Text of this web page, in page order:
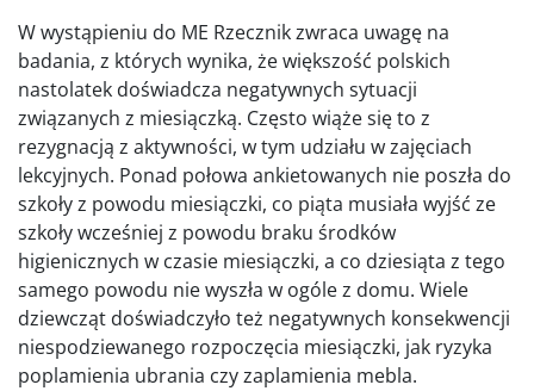
W wystąpieniu do ME Rzecznik zwraca uwagę na
badania, z których wynika, że większość polskich
nastolatek doświadcza negatywnych sytuacji
związanych z miesiączką. Często wiąże się to z
rezygnacją z aktywności, w tym udziału w zajęciach
lekcyjnych. Ponad połowa ankietowanych nie poszła do
szkoły z powodu miesiączki, co piąta musiała wyjść ze
szkoły wcześniej z powodu braku środków
higienicznych w czasie miesiączki, a co dziesiąta z tego
samego powodu nie wyszła w ogóle z domu. Wiele
dziewcząt doświadczyło też negatywnych konsekwencji
niespodziewanego rozpoczęcia miesiączki, jak ryzyka
poplamienia ubrania czy zaplamienia mebla.